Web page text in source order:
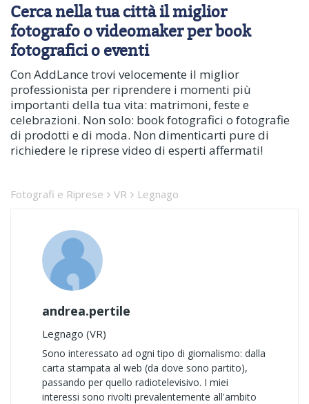
Cerca nella tua città il miglior
fotografo o videomaker per book
fotografici o eventi
Con AddLance trovi velocemente il miglior
professionista per riprendere i momenti più
importanti della tua vita: matrimoni, feste e
celebrazioni. Non solo: book fotografici o fotografie
di prodotti e di moda. Non dimenticarti pure di
richiedere le riprese video di esperti affermati!
Fotografi e Riprese VR Legnago
andrea.pertile
Legnago (VR)
Sono interessato ad ogni tipo di giornalismo: dalla
carta stampata al web (da dove sono partito),
passando per quello radiotelevisivo. I miei
interessi sono rivolti prevalentemente all'ambito